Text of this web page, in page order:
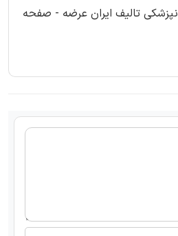
تالیف ایران عرضه - صفحه